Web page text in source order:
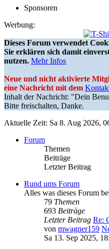
Sponsoren
Werbung:
Dieses Forum verwendet
Sie erklären sich damit
nutzen. Mehr Infos
Neue und nicht aktivierte
eine Nachricht mit dem
Inhalt der Nachricht: "Dein
Bitte freischalten, Danke.
Aktuelle Zeit: Sa 8. Aug 2026,
Forum
Themen
Beiträge
Letzter Beitrag
Rund ums Forum
Alles was dieses Forum
79 Themen
693 Beiträge
Letzter Beitrag Re:
von mwagner159
Sa 13. Sep 2025,